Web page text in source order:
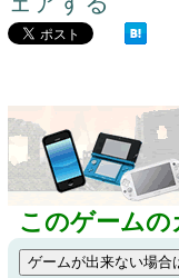
このゲームの